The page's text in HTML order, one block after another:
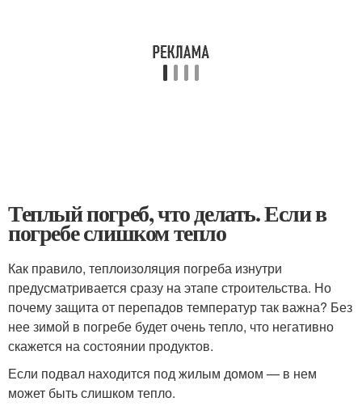
Теплый погреб, что делать. Если в
погребе слишком тепло
Как правило, теплоизоляция погреба изнутри
предусматривается сразу на этапе строительства. Но
почему защита от перепадов температур так важна? Без
нее зимой в погребе будет очень тепло, что негативно
скажется на состоянии продуктов.
Если подвал находится под жилым домом — в нем
может быть слишком тепло.